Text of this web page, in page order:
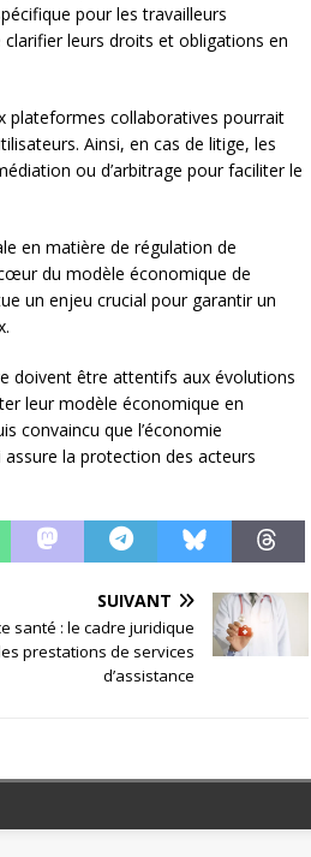
pour les travailleurs
leurs droits et obligations en
plateformes collaboratives pourrait
Ainsi, en cas de litige, les
ou d’arbitrage pour faciliter le
en matière de régulation de
du modèle économique de
un enjeu crucial pour garantir un
doivent être attentifs aux évolutions
leur modèle économique en
convaincu que l’économie
la protection des acteurs
SUIVANT
santé : le cadre juridique
prestations de services
d’assistance